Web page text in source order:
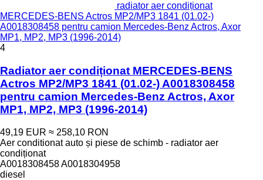
radiator aer condiționat
MERCEDES-BENS Actros MP2/MP3 1841 (01.02-)
A0018308458 pentru camion Mercedes-Benz Actros, Axor
MP1, MP2, MP3 (1996-2014)
4
Radiator aer condiționat MERCEDES-BENS
Actros MP2/MP3 1841 (01.02-) A0018308458
pentru camion Mercedes-Benz Actros, Axor
MP1, MP2, MP3 (1996-2014)
49,19 EUR ≈ 258,10 RON
Aer conditionat auto și piese de schimb - radiator aer
condiționat
A0018308458 A0018304958
diesel